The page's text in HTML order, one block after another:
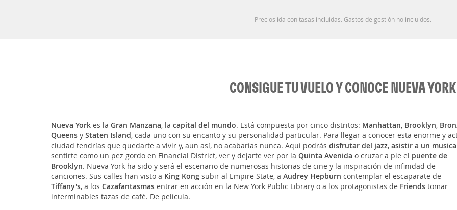
Precios ida con tasas incluidas. Gastos de gestión no incluidos.
CONSIGUE TU VUELO Y CONOCE NUEVA YORK
Nueva Yorkes la Gran Manzana, la capital del mundo. Está compuesta por cinco distritos: Manhattan, Brooklyn,
Queensy Staten Island, cada uno con su encanto y su personalidad particular. Para llegar a conocer esta enorme y
ciudad tendrías que quedarte a vivir y, aun así, no acabarías nunca. Aquí podrás disfrutar del jazz, asistir a un
sentirte como un pez gordo en Financial District, ver y dejarte ver por la Quinta Avenida o cruzar a pie el puente de
Brooklyn. Nueva York ha sido y será el escenario de numerosas historias de cine y la inspiración de infinidad de
canciones. Sus calles han visto a King Kongsubir al Empire State, a Audrey Hepburn contemplar el escaparate de
Tiffany's, a los Cazafantasmasentrar en acción en la New York Public Library o a los protagonistas de Friendstomar
interminables tazas de café. De película.